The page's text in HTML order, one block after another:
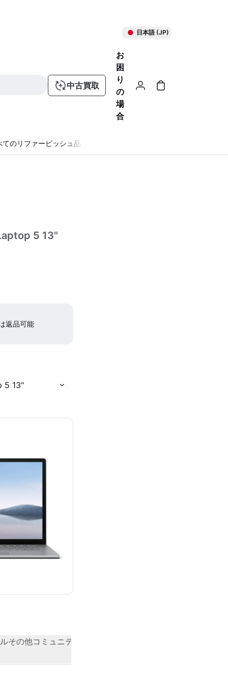
日本語 (JP)
中古買取
お
困
り
の
場
合
てのリファービッシュ品
5 13"
返品可能
5 13"
その他コミュニティの評価